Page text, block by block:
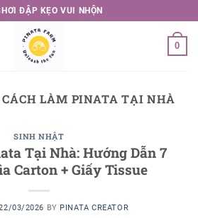
ĐẬP KẸO VUI NHỘN
0
CÁCH LÀM PINATA TẠI NHÀ
SINH NHẬT
Tại Nhà: Hướng Dẫn 7
Carton + Giấy Tissue
03/2026 BY PINATA CREATOR